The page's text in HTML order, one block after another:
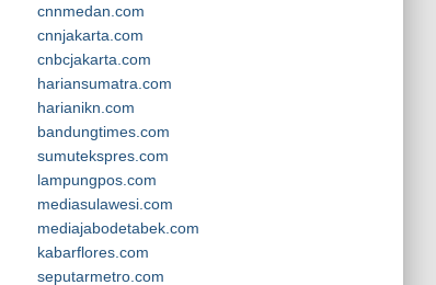
cnnmedan.com
cnnjakarta.com
cnbcjakarta.com
hariansumatra.com
harianikn.com
bandungtimes.com
sumutekspres.com
lampungpos.com
mediasulawesi.com
mediajabodetabek.com
kabarflores.com
seputarmetro.com